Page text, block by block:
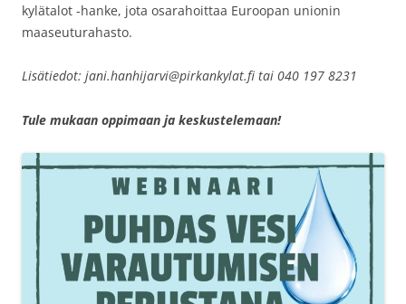
kylätalot -hanke, jota osarahoittaa Euroopan unionin
maaseuturahasto.
Lisätiedot: jani.hanhijarvi@pirkankylat.fi tai 040 197 8231
Tule mukaan oppimaan ja keskustelemaan!